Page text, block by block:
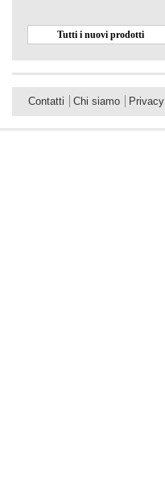
Tutti i nuovi prodotti
Contatti Chi siamo Privacy